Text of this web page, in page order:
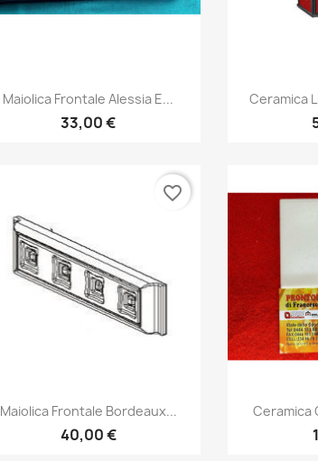
Anteprima
Maiolica Frontale Alessia E...
33,00 €

Ceramica
Anteprima
Maiolica Frontale Bordeaux...
40,00 €
favorite_border

Ceramica